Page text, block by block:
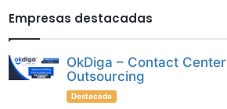
Empresas destacadas
OkDiga – Contact Center
Outsourcing
Destacada